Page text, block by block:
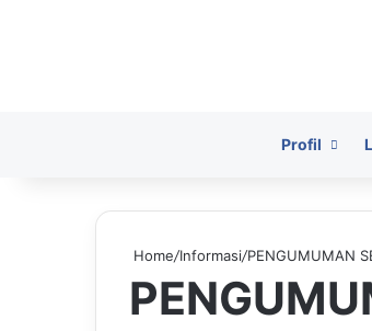
HomePage
Profil
Home/Informasi/PENGUMUMAN